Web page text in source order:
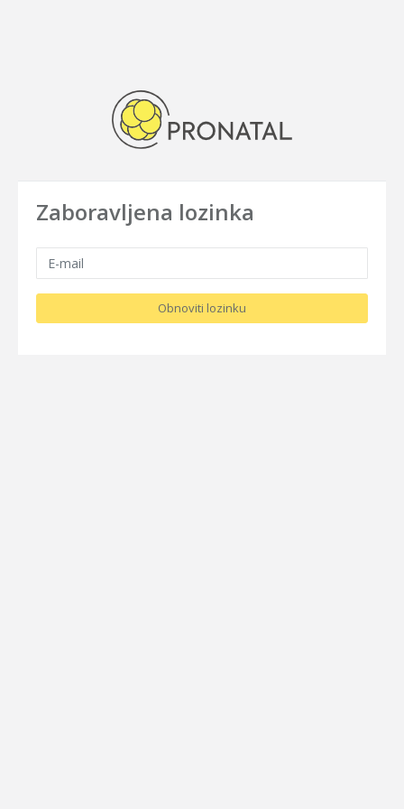
Zaboravljena lozinka
Obnoviti lozinku